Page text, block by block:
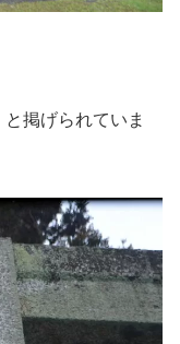
掲げられていま